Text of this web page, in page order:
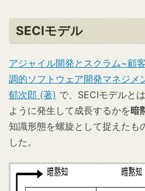
SECIモデル
アジャイル開発とスクラム~顧
調的ソフトウェア開発マネジメ
郁次郎 (著) で、SECIモデルと
ように発生して成長するかを暗
知識形態を螺旋として捉えたも
した。